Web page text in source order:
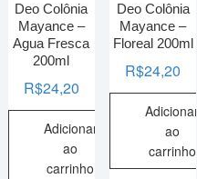
Deo Colônia
Mayance –
Agua Fresca
200ml
R$24,20
Adicionar
ao
carrinho
Deo Colônia
Mayance –
Floreal 200ml
R$24,20
Adicionar
ao
carrinho